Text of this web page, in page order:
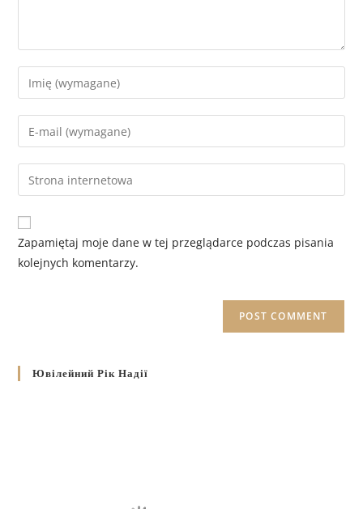
Zapamiętaj moje dane w tej przeglądarce podczas pisania
kolejnych komentarzy.
Ювілейний Рік Надії